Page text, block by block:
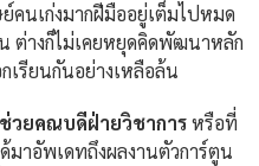
คนเก่งมากฝีมืออยู่เต็มไปหมด
ต่างก็ไม่เคยหยุดคิดพัฒนาหลัก
เรียนกันอย่างเหลือล้น
วยคณบดีฝ่ายวิชาการหรือที่
มาอัพเดทถึงผลงานตัวการ์ตูน